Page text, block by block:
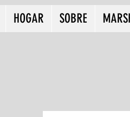
HOGAR SOBRE